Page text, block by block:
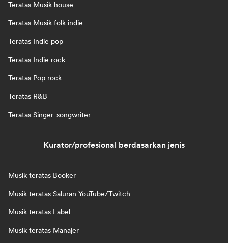
Teratas Musik house
Teratas Musik folk indie
Teratas Indie pop
Teratas Indie rock
Teratas Pop rock
Teratas R&B
Teratas Singer-songwriter
Kurator/profesional berdasarkan jenis
Musik teratas Booker
Musik teratas Saluran YouTube/Twitch
Musik teratas Label
Musik teratas Manajer